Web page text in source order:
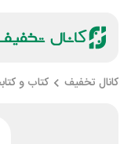
کانال تخفیف کتاب و